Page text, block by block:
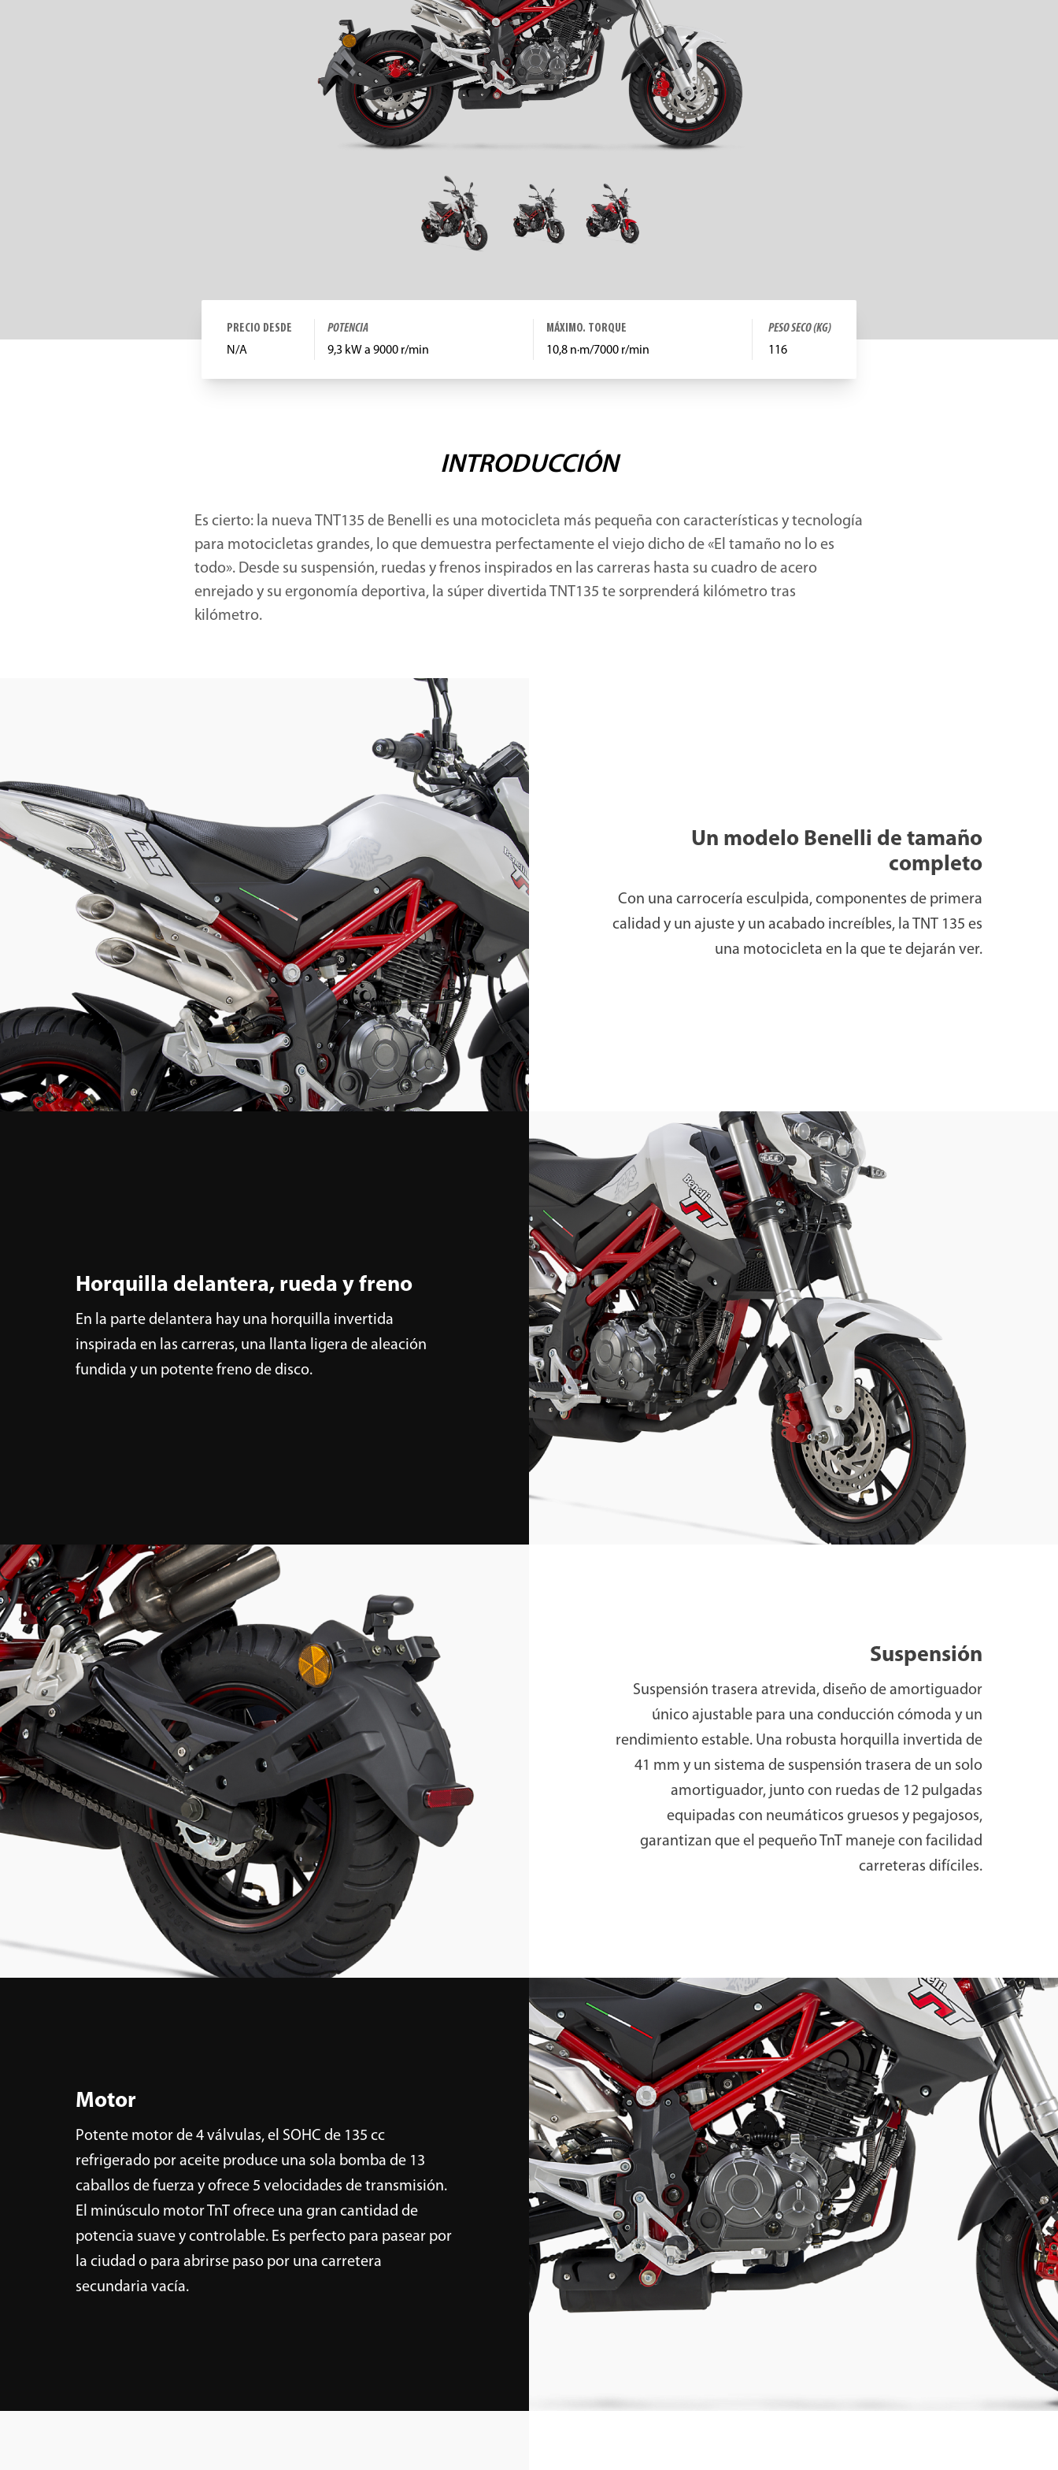
PRECIO DESDE
N/A
POTENCIA
9,3 kW a 9000 r/min
MÁXIMO. TORQUE
10,8 n·m/7000 r/min
PESO SECO (KG)
116
INTRODUCCIÓN
Es cierto: la nueva TNT135 de Benelli es una motocicleta más pequeña con características y tecnología
para motocicletas grandes, lo que demuestra perfectamente el viejo dicho de «El tamaño no lo es
todo». Desde su suspensión, ruedas y frenos inspirados en las carreras hasta su cuadro de acero
enrejado y su ergonomía deportiva, la súper divertida TNT135 te sorprenderá kilómetro tras
kilómetro.
Un modelo Benelli de tamaño
completo
Con una carrocería esculpida, componentes de primera
calidad y un ajuste y un acabado increíbles, la TNT 135 es
una motocicleta en la que te dejarán ver.
Horquilla delantera, rueda y freno
En la parte delantera hay una horquilla invertida
inspirada en las carreras, una llanta ligera de aleación
fundida y un potente freno de disco.
Suspensión
Suspensión trasera atrevida, diseño de amortiguador
único ajustable para una conducción cómoda y un
rendimiento estable. Una robusta horquilla invertida de
41 mm y un sistema de suspensión trasera de un solo
amortiguador, junto con ruedas de 12 pulgadas
equipadas con neumáticos gruesos y pegajosos,
garantizan que el pequeño TnT maneje con facilidad
carreteras difíciles.
Motor
Potente motor de 4 válvulas, el SOHC de 135 cc
refrigerado por aceite produce una sola bomba de 13
caballos de fuerza y ofrece 5 velocidades de transmisión.
El minúsculo motor TnT ofrece una gran cantidad de
potencia suave y controlable. Es perfecto para pasear por
la ciudad o para abrirse paso por una carretera
secundaria vacía.